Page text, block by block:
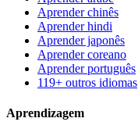
Aprender chinês
Aprender hindi
Aprender japonês
Aprender coreano
Aprender português
119+ outros idiomas
Aprendizagem